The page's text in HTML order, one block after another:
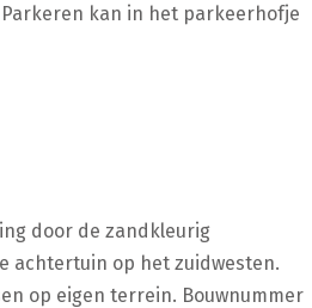
kan in het parkeerhofje
door de zandkleurig
achtertuin op het zuidwesten.
op eigen terrein. Bouwnummer